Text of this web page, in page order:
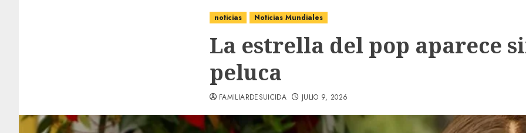
noticias Noticias Mundiales
La estrella del pop aparece
peluca
FAMILIARDESUICIDA JULIO 9, 2026